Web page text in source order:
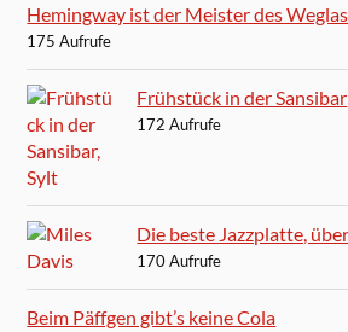
Hemingway ist der Meister des
175 Aufrufe
Frühstück in der Sansibar
172 Aufrufe
Die beste Jazzplatte,
170 Aufrufe
Beim Päffgen gibt’s keine Cola